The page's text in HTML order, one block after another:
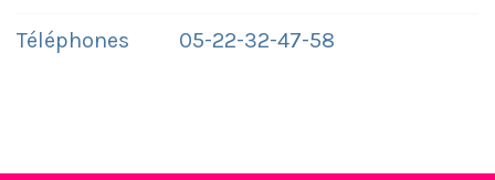
Téléphones 05-22-32-47-58